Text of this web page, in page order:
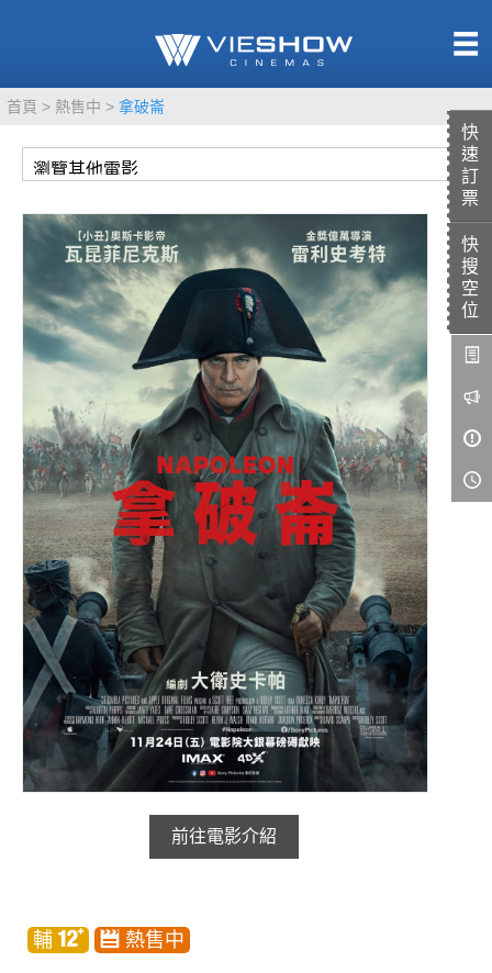
快
速
訂
票
快
搜
空
位
首頁 熱售中 拿破崙
前往電影介紹
TITAN SCREEN
MUCROWN
IMAX
4DX
VR 演唱會
GOLD CLASS
AD口述影像
LIVE演唱會
影城餐飲
UNICORN
影城公告
影城活動
中獎名單
合作夥伴
商家介紹
加入iShow
會員Q&A